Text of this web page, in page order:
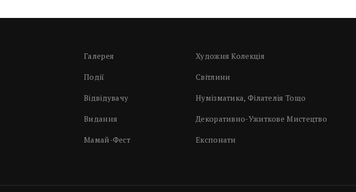
Галерея
Події
Відвідувачу
Видання
Мамай-Фест
Художня Колекція
Світлини
Нумізматика, Філателія Тощо
Декоративно-Ужиткове Мистецтво
Експонати